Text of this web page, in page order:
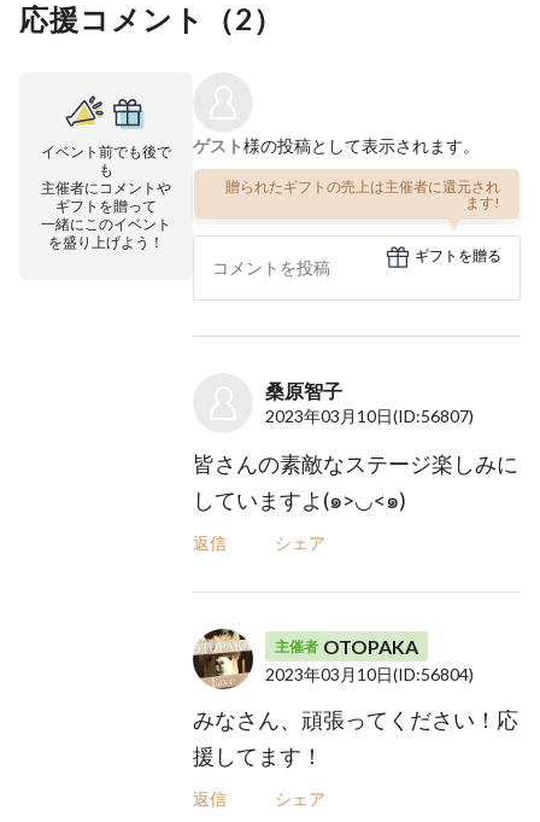
応援コメント（2）
イベント前でも後で
も
主催者にコメントや
ギフトを贈って
一緒にこのイベント
を盛り上げよう！
ゲスト様の投稿として表示されます。
贈られたギフトの売上は主催者に還元され
ます!
ギフトを贈る
桑原智子
2023年03月10日(ID:56807)
皆さんの素敵なステージ楽しみに
していますよ(๑>◡<๑)
返信 シェア
主催者 OTOPAKA
2023年03月10日(ID:56804)
みなさん、頑張ってください！応
援してます！
返信 シェア